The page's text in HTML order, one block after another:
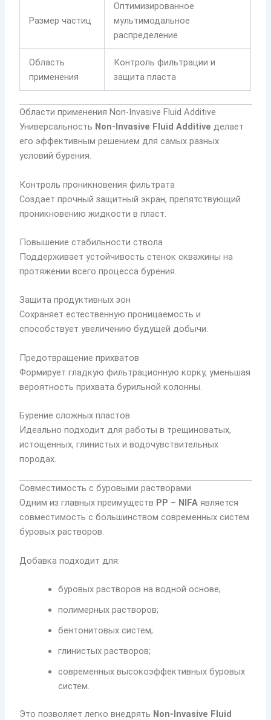
Размер частиц
Оптимизированное
мультимодальное
распределение
Область
применения
Контроль фильтрации и
защита пласта
Области применения Non-Invasive Fluid Additive
Универсальность Non-Invasive Fluid Additive делает
его эффективным решением для самых разных
условий бурения.
Контроль проникновения фильтрата
Создает прочный защитный экран, препятствующий
проникновению жидкости в пласт.
Повышение стабильности ствола
Поддерживает устойчивость стенок скважины на
протяжении всего процесса бурения.
Защита продуктивных зон
Сохраняет естественную проницаемость и
способствует увеличению будущей добычи.
Предотвращение прихватов
Формирует гладкую фильтрационную корку, уменьшая
вероятность прихвата бурильной колонны.
Бурение сложных пластов
Идеально подходит для работы в трещиноватых,
истощенных, глинистых и водочувствительных
породах.
Совместимость с буровыми растворами
Одним из главных преимуществ PP – NIFA является
совместимость с большинством современных систем
буровых растворов.
Добавка подходит для:
буровых растворов на водной основе;
полимерных растворов;
бентонитовых систем;
глинистых растворов;
современных высокоэффективных буровых
систем.
Это позволяет легко внедрять Non-Invasive Fluid